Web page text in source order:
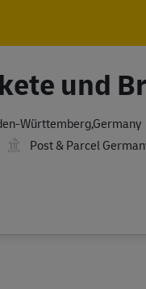
und
Württemberg,Germany
Post & Parcel